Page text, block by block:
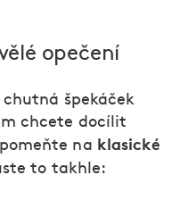
opečení
špekáček
chcete docílit
na klasické
to takhle: